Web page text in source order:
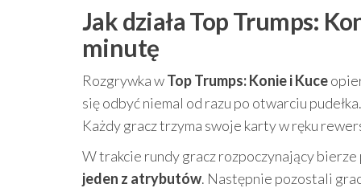
Jak działa Top Trumps:
minutę
Rozgrywka wTop Trumps: Konie i Kuce
się odbyć niemal od razu po otwarciu
Każdy gracz trzyma swoje karty w ręku
W trakcie rundy gracz rozpoczynający
jeden z atrybutów. Następnie pozostali